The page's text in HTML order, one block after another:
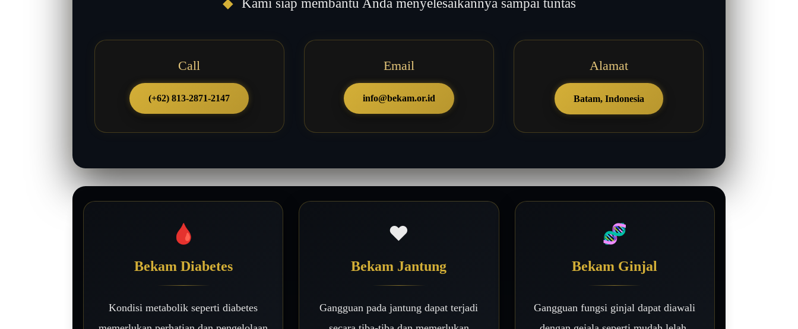
◆ Kami siap membantu Anda menyelesaikannya sampai tuntas
Call
(+62) 813-2871-2147
Email
info@bekam.or.id
Alamat
Batam, Indonesia
🩸
Bekam Diabetes
Kondisi metabolik seperti diabetes
❤️
Bekam Jantung
Gangguan pada jantung dapat terjadi
🧬
Bekam Ginjal
Gangguan fungsi ginjal dapat diawali